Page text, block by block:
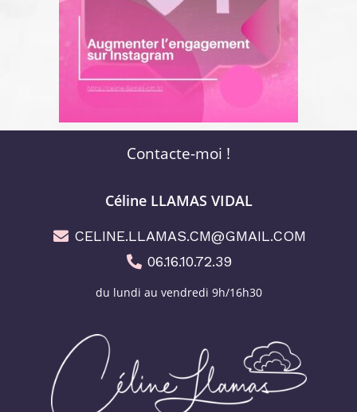
Contacte-moi !
Céline LLAMAS VIDAL
CELINE.LLAMAS.CM@GMAIL.COM
06.16.10.72.39
du lundi au vendredi 9h/16h30